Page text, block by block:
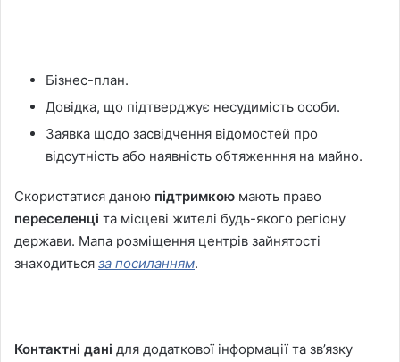
Бізнес-план.
Довідка, що підтверджує несудимість особи.
Заявка щодо засвідчення відомостей про
відсутність або наявність обтяженння на майно.
Скористатися даною підтримкою мають право
переселенці та місцеві жителі будь-якого регіону
держави. Мапа розміщення центрів зайнятості
знаходиться за посиланням.
Контактні дані для додаткової інформації та зв’язку